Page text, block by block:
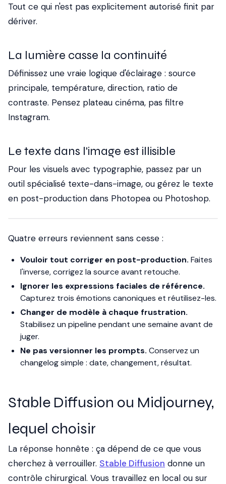
Tout ce qui n'est pas explicitement autorisé finit par
dériver.
La lumière casse la continuité
Définissez une vraie logique d'éclairage : source
principale, température, direction, ratio de
contraste. Pensez plateau cinéma, pas filtre
Instagram.
Le texte dans l'image est illisible
Pour les visuels avec typographie, passez par un
outil spécialisé texte-dans-image, ou gérez le texte
en post-production dans Photopea ou Photoshop.
Quatre erreurs reviennent sans cesse :
Vouloir tout corriger en post-production. Faites
l'inverse, corrigez la source avant retouche.
Ignorer les expressions faciales de référence.
Capturez trois émotions canoniques et réutilisez-les.
Changer de modèle à chaque frustration.
Stabilisez un pipeline pendant une semaine avant de
juger.
Ne pas versionner les prompts. Conservez un
changelog simple : date, changement, résultat.
Stable Diffusion ou Midjourney,
lequel choisir
La réponse honnête : ça dépend de ce que vous
cherchez à verrouiller. Stable Diffusion donne un
contrôle chirurgical. Vous travaillez en local ou sur